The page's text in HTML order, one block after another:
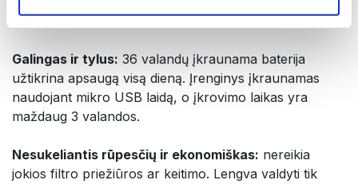
aksesuaras yra praktiškas ir labai veiksmingas.
Galingas ir tylus: 36 valandų įkraunama baterija
užtikrina apsaugą visą dieną. Įrenginys įkraunamas
naudojant mikro USB laidą, o įkrovimo laikas yra
maždaug 3 valandos.
Nesukeliantis rūpesčių ir ekonomiškas: nereikia
jokios filtro priežiūros ar keitimo. Lengva valdyti tik